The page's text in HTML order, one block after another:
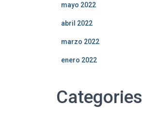
mayo 2022
abril 2022
marzo 2022
enero 2022
Categories